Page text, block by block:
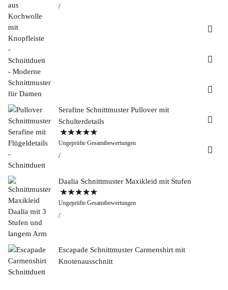
&
Serafine Schnittmuster Pullover mit
Schulterdetails
Bewertet mit
5.00von 5
Ungeprüfte Gesamtbewertungen
Daalia Schnittmuster Maxikleid mit Stufen
Bewertet mit
5.00von 5
Ungeprüfte Gesamtbewertungen
Escapade Schnittmuster Carmenshirt mit
Knotenausschnitt